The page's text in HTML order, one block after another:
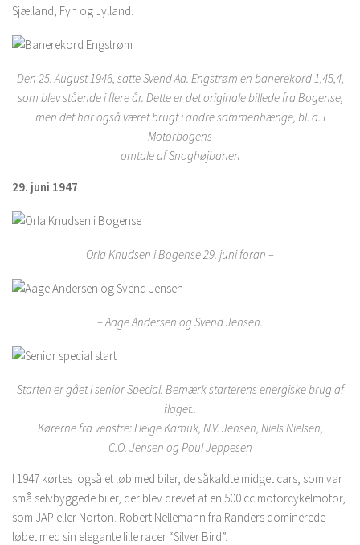
Sjælland, Fyn og Jylland.
Den 25. August 1946, satte Svend Aa. Engstrøm en banerekord 1,45,4,
som blev stående i flere år. Dette er det originale billede fra Bogense,
men det har også været brugt i andre sammenhænge, bl. a. i
Motorbogens
omtale af Snoghøjbanen
29. juni 1947
Orla Knudsen i Bogense 29. juni foran –
– Aage Andersen og Svend Jensen.
Starten er gået i senior Special. Bemærk starterens energiske brug af
flaget..
Kørerne fra venstre: Helge Kamuk, N.V. Jensen, Niels Nielsen,
C.O. Jensen og Poul Jeppesen
I 1947 kørtes også et løb med biler, de såkaldte midget cars, som var
små selvbyggede biler, der blev drevet at en 500 cc motorcykelmotor,
som JAP eller Norton. Robert Nellemann fra Randers dominerede
løbet med sin elegante lille racer “Silver Bird”.